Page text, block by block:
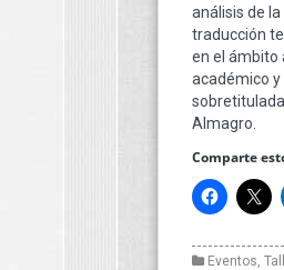
análisis de
traducción
en el ámbito
académico
Almagro.
Comparte
Eventos,